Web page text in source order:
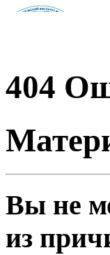
404
Вы не
из